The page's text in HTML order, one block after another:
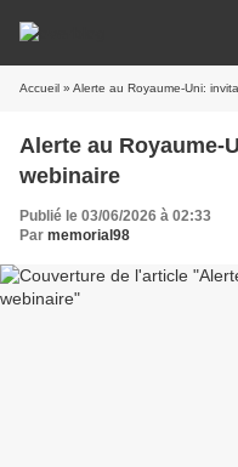
Accueil » Alerte au Royaume-Uni:
Alerte au Royaume-
webinaire
Publié le 03/06/2026 à 02:33
Par memorial98